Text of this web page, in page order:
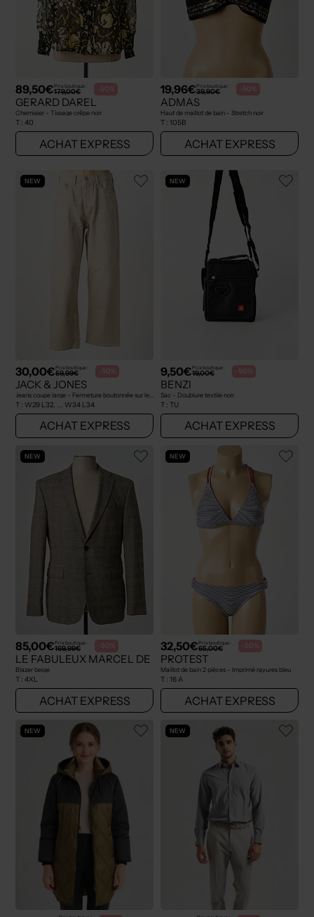
89,50€Prix boutique :
179,00€ -50%
GERARD DAREL
Chemisier - Tissage crêpe noir
T : 40
ACHAT EXPRESS
19,96€Prix boutique :
39,90€ -50%
ADMAS
Haut de maillot de bain - Stretch noir
T : 105B
ACHAT EXPRESS
NEW
30,00€Prix boutique :
59,99€ -50%
JACK & JONES
T : W29 L32, ... W34 L34
ACHAT EXPRESS
NEW
9,50€Prix boutique :
19,00€ -50%
BENZI
Sac - Doublure textile noir
T : TU
ACHAT EXPRESS
NEW
85,00€Prix boutique :
169,99€ -50%
LE FABULEUX MARCEL DE BRUXELLES
Blazer beige
T : 4XL
ACHAT EXPRESS
NEW
32,50€Prix boutique :
65,00€ -50%
PROTEST
Maillot de bain 2 pièces - Imprimé rayures bleu
T : 16 A
ACHAT EXPRESS
NEW NEW